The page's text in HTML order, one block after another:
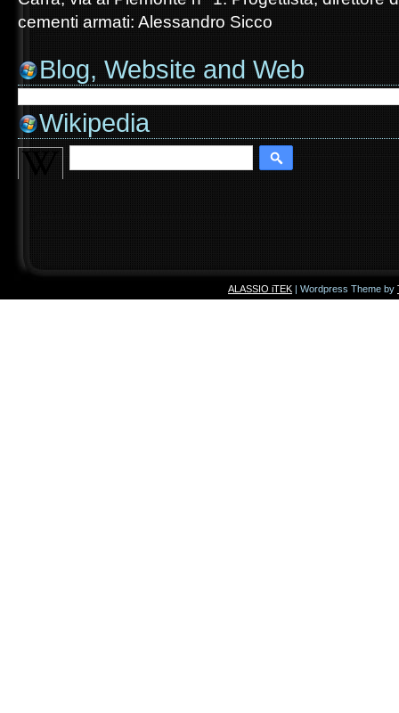
cementi armati: Alessandro Sicco
Blog, Website and Web
Wikipedia
ALASSIO iTEK | Wordpress Theme by